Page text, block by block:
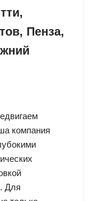
Пенза,
компания
Для